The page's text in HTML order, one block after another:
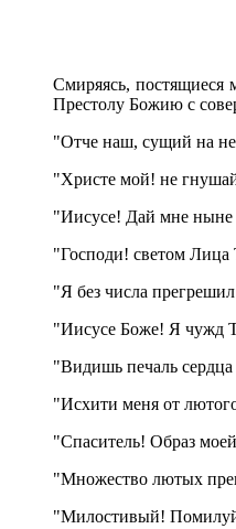
Смиряясь, постящиеся
Престолу Божию с
"Отче наш, сущий на
"Христе мой! не
"Иисусе! Дай мне ныне
"Господи! светом Лица
"Я без числа
"Иисусе Боже! Я чужд
"Видишь печаль
"Исхити меня от
"Спаситель! Образ
"Множество лютых
"Милостивый!